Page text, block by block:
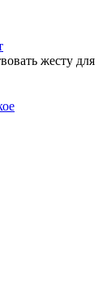
жесту для